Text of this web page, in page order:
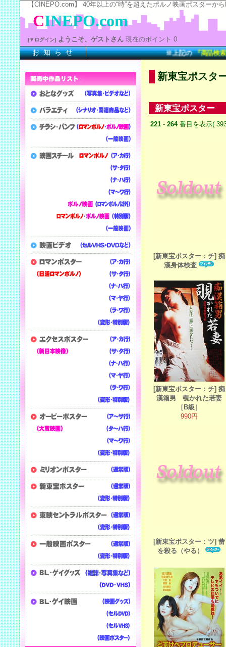
【CINEPO.com】 40年以上の“時”を超えたポルノ映画ポスター
新東宝ポスタ
新東宝ポスター
221 - 264 番目を表示(
[新東宝ポスター：チ] 痴
漢身体検査
[新東宝ポスター：チ] 痴
漢箱男 覗かれた若妻
［B級］
990円
[新東宝ポスター：ツ] 蕾
を殺る（やる）
※上記の『商品検索』に
CINEPO.com
[▼ログイン] ようこそ、ゲストさん 現在のポイント 0
お 知 ら せ